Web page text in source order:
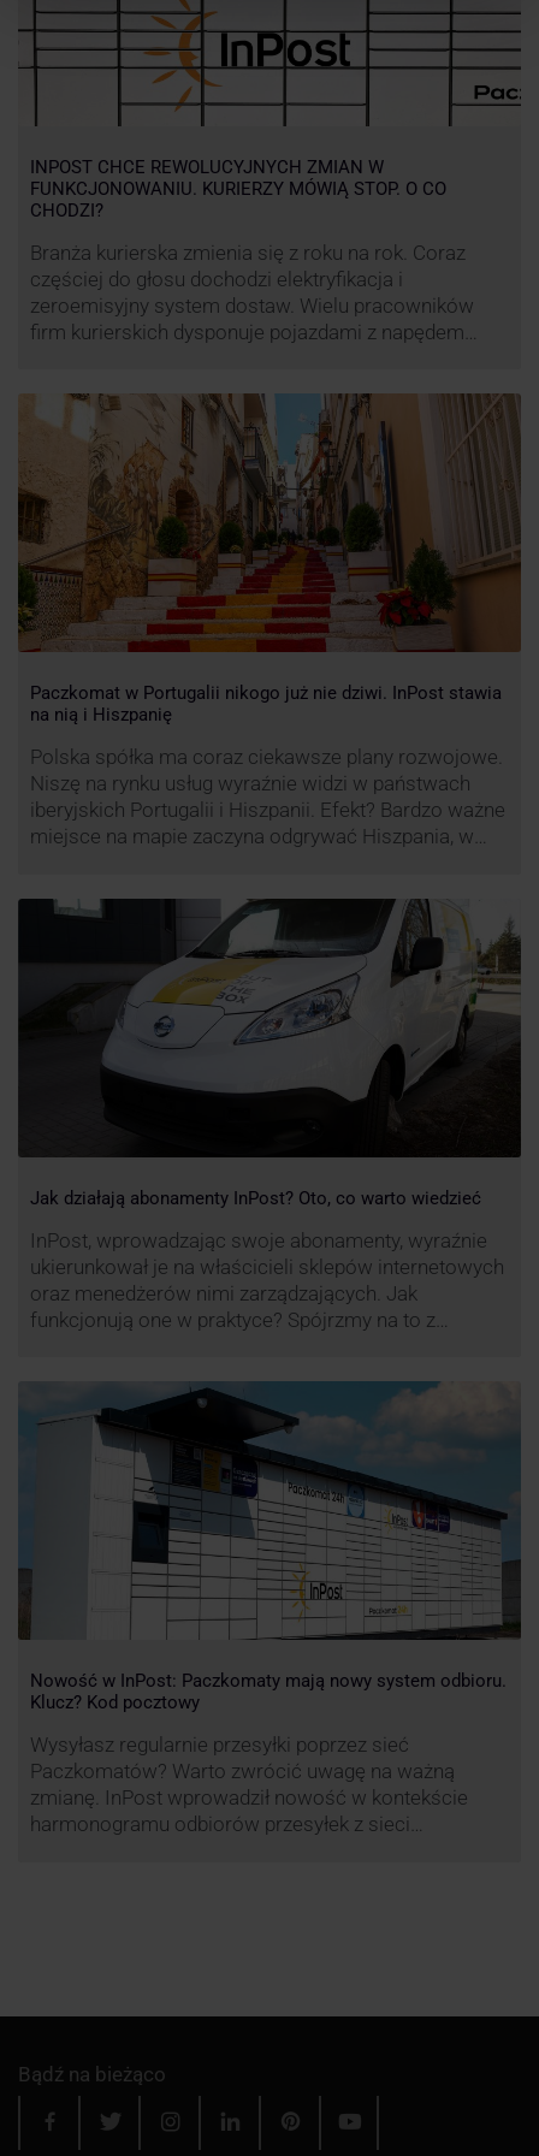
INPOST CHCE REWOLUCYJNYCH ZMIAN W
FUNKCJONOWANIU. KURIERZY MÓWIĄ STOP. O CO
CHODZI?
Branża kurierska zmienia się z roku na rok. Coraz
częściej do głosu dochodzi elektryfikacja i
zeroemisyjny system dostaw. Wielu pracowników
firm kurierskich dysponuje pojazdami z napędem
ale też sposobie rozliczania pracy postanowił
wprowadzić również InPost. To wzbudziło ogromny
sprzeciw pracowników …
Paczkomat w Portugalii nikogo już nie dziwi. InPost stawia
na nią i Hiszpanię
Polska spółka ma coraz ciekawsze plany rozwojowe.
Niszę na rynku usług wyraźnie widzi w państwach
iberyjskich Portugalii i Hiszpanii. Efekt? Bardzo ważne
miejsce na mapie zaczyna odgrywać Hiszpania, w
Jak działają abonamenty InPost? Oto, co warto wiedzieć
InPost, wprowadzając swoje abonamenty, wyraźnie
ukierunkował je na właścicieli sklepów internetowych
oraz menedżerów nimi zarządzających. Jak
funkcjonują one w praktyce? Spójrzmy na to z
Nowość w InPost: Paczkomaty mają nowy system odbioru.
Klucz? Kod pocztowy
Wysyłasz regularnie przesyłki poprzez sieć
Paczkomatów? Warto zwrócić uwagę na ważną
zmianę. InPost wprowadził nowość w kontekście
harmonogramu odbiorów przesyłek z sieci
Bądź na bieżąco